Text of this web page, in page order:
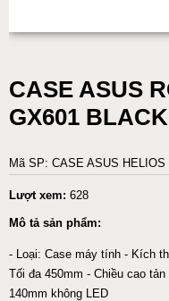
CASE ASUS
GX601 BLACK
Mã SP: CASE ASUS HELIOS
Lượt xem: 628
Mô tả sản phẩm:
- Loại: Case máy tính - Kích
Tối đa 450mm - Chiều cao
140mm không LED